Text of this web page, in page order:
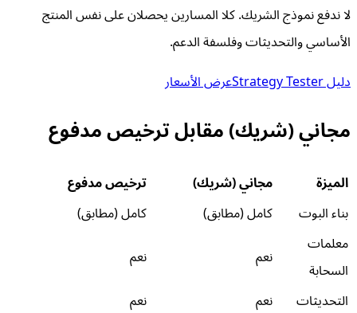
لا ندفع نموذج الشريك. كلا المسارين يحصلان على نفس المنتج
الأساسي والتحديثات وفلسفة الدعم.
دليل Strategy Tester
عرض الأسعار
مجاني (شريك) مقابل ترخيص مدفوع
الميزة مجاني (شريك)
ترخيص مدفوع
بناء البوت
كامل (مطابق)
كامل (مطابق)
معلمات
السحابة
نعم
نعم
التحديثات
نعم
نعم